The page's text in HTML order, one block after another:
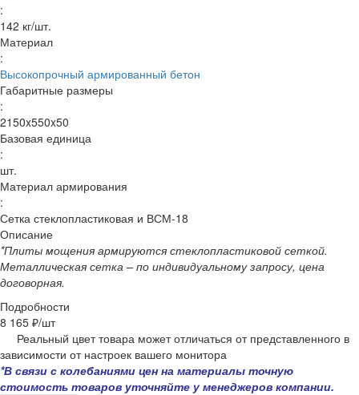
:
142 кг/шт.
Материал
:
Высокопрочный армированный бетон
Габаритные размеры
:
2150x550x50
Базовая единица
:
шт.
Материал армирования
:
Сетка стеклопластиковая и ВСМ-18
Описание
*Плиты мощения армируются стеклопластиковой сеткой.
Металлическая сетка – по индивидуальному запросу, цена
договорная.
Подробности
8 165 ₽/шт
Реальный цвет товара может отличаться от представленного в
зависимости от настроек вашего монитора
*В связи с колебаниями цен на материалы точную
стоимость товаров уточняйте у менеджеров компании.